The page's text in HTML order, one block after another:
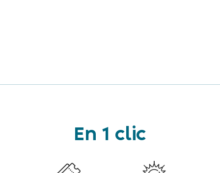
En 1 clic